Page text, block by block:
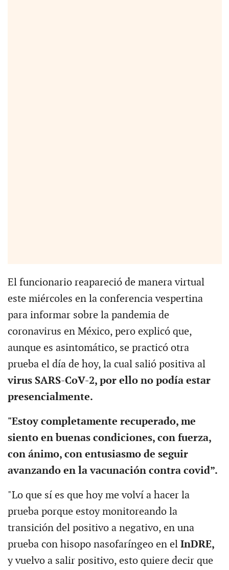
El funcionario reapareció de manera virtual
este miércoles en la conferencia vespertina
para informar sobre la pandemia de
coronavirus en México, pero explicó que,
aunque es asintomático, se practicó otra
prueba el día de hoy, la cual salió positiva al
virus SARS-CoV-2, por ello no podía estar
presencialmente.
"Estoy completamente recuperado, me
siento en buenas condiciones, con fuerza,
con ánimo, con entusiasmo de seguir
avanzando en la vacunación contra covid”.
"Lo que sí es que hoy me volví a hacer la
prueba porque estoy monitoreando la
transición del positivo a negativo, en una
prueba con hisopo nasofaríngeo en elInDRE,
y vuelvo a salir positivo, esto quiere decir que